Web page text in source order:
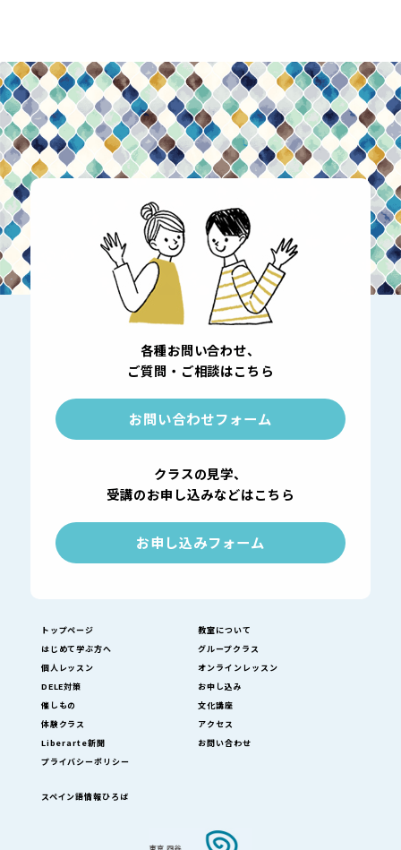
各種お問い合わせ、
ご質問・ご相談はこちら
お問い合わせフォーム
クラスの見学、
受講のお申し込みなどはこちら
お申し込みフォーム